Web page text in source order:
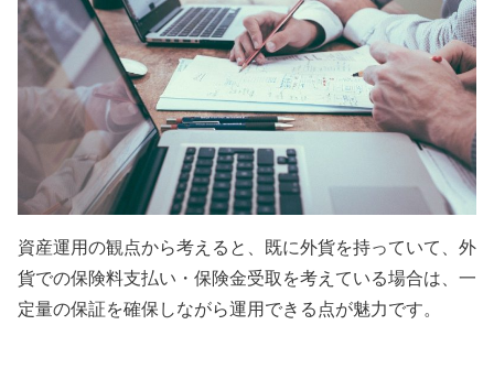
資産運用の観点から考えると、既に外貨を持っていて、外
貨での保険料支払い・保険金受取を考えている場合は、一
定量の保証を確保しながら運用できる点が魅力です。